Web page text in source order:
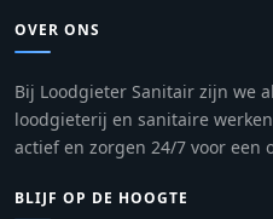
OVER ONS
Bij Loodgieter Sanitair zijn we
loodgieterij en sanitaire
actief en zorgen 24/7 voor een
BLIJF OP DE HOOGTE